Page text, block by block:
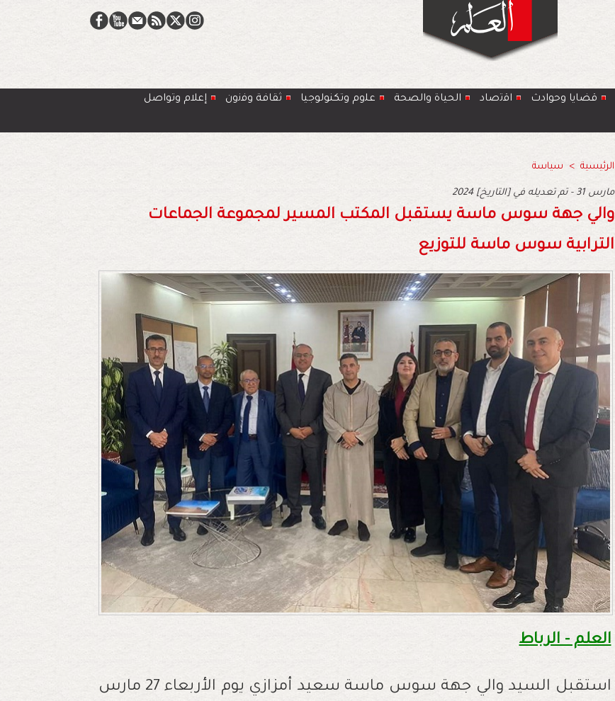
قضايا وحوادث اﻗﺗﺻﺎد الحياة والصحة ﻋﻠوم وتكنولوجيا ﺛﻘﺎﻓﺔ وﻓﻧون
إعلام وتواصل
الرئيسية > سياسة
2024 مارس 31 - تم تعديله في [التاريخ]
والي جهة سوس ماسة يستقبل المكتب المسير لمجموعة الجماعات
الترابية سوس ماسة للتوزيع
العلم - الرباط
استقبل السيد والي جهة سوس ماسة سعيد أمزازي يوم الأربعاء 27 مارس